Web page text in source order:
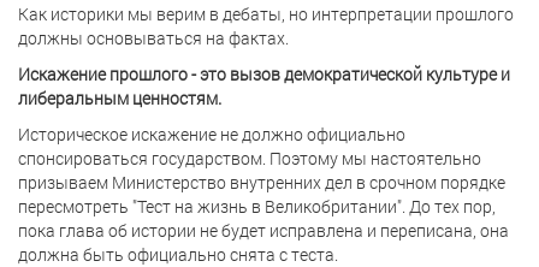
Как историки мы верим в дебаты, но интерпретации прошлого
должны основываться на фактах.
Искажение прошлого - это вызов демократической культуре и
либеральным ценностям.
Историческое искажение не должно официально
спонсироваться государством. Поэтому мы настоятельно
призываем Министерство внутренних дел в срочном порядке
пересмотреть "Тест на жизнь в Великобритании". До тех пор,
пока глава об истории не будет исправлена и переписана, она
должна быть официально снята с теста.